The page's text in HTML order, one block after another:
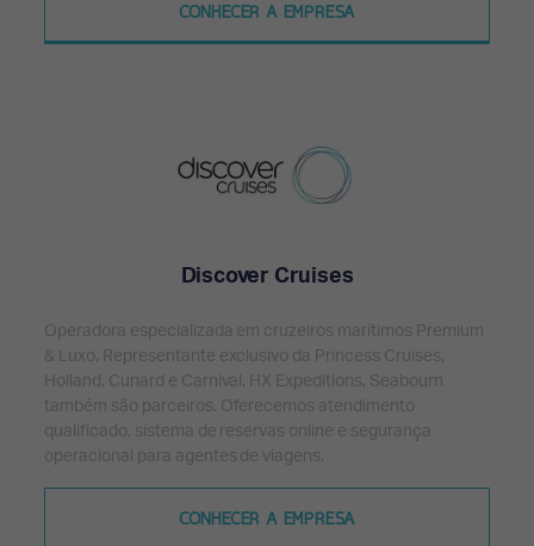
CONHECER A EMPRESA
Discover Cruises
Operadora especializada em cruzeiros marítimos Premium
& Luxo. Representante exclusivo da Princess Cruises,
Holland, Cunard e Carnival. HX Expeditions, Seabourn
também são parceiros. Oferecemos atendimento
qualificado, sistema de reservas online e segurança
operacional para agentes de viagens.
CONHECER A EMPRESA